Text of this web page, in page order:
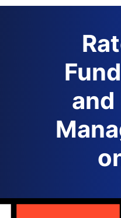
and